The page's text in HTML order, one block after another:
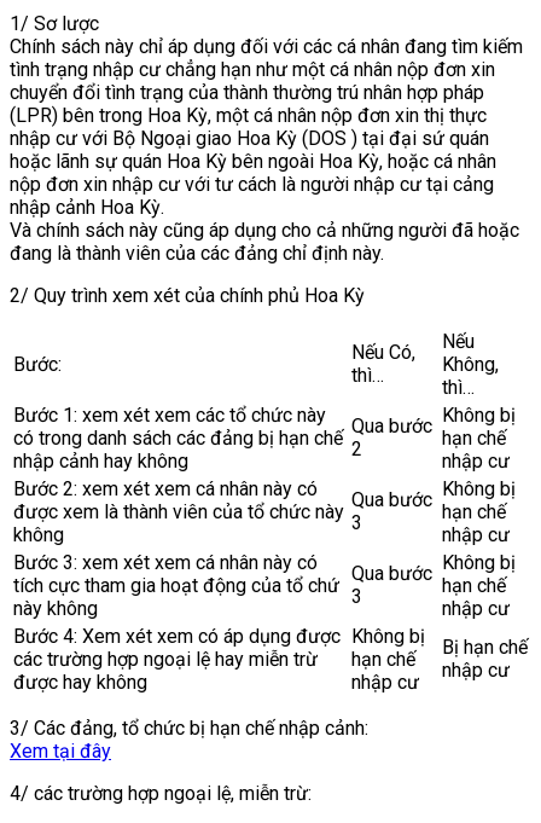
1/ Sơ lược
Chính sách này chỉ áp dụng đối với các cá nhân đang tìm kiếm
tình trạng nhập cư chẳng hạn như một cá nhân nộp đơn xin
chuyển đổi tình trạng của thành thường trú nhân hợp pháp
(LPR) bên trong Hoa Kỳ, một cá nhân nộp đơn xin thị thực
nhập cư với Bộ Ngoại giao Hoa Kỳ (DOS ) tại đại sứ quán
hoặc lãnh sự quán Hoa Kỳ bên ngoài Hoa Kỳ, hoặc cá nhân
nộp đơn xin nhập cư với tư cách là người nhập cư tại cảng
nhập cảnh Hoa Kỳ.
Và chính sách này cũng áp dụng cho cả những người đã hoặc
đang là thành viên của các đảng chỉ định này.
2/ Quy trình xem xét của chính phủ Hoa Kỳ
Bước:
Nếu Có,
thì…
Nếu
Không,
thì…
Bước 1: xem xét xem các tổ chức này
có trong danh sách các đảng bị hạn chế
nhập cảnh hay không
Qua bước
2
Không bị
hạn chế
nhập cư
Bước 2: xem xét xem cá nhân này có
được xem là thành viên của tổ chức này
không
Qua bước
3
Không bị
hạn chế
nhập cư
Bước 3: xem xét xem cá nhân này có
tích cực tham gia hoạt động của tổ chứ
này không
Qua bước
3
Không bị
hạn chế
nhập cư
Bước 4: Xem xét xem có áp dụng được
các trường hợp ngoại lệ hay miễn trừ
được hay không
Không bị
hạn chế
nhập cư
Bị hạn chế
nhập cư
3/ Các đảng, tổ chức bị hạn chế nhập cảnh:
Xem tại đây
4/ các trường hợp ngoại lệ, miễn trừ: